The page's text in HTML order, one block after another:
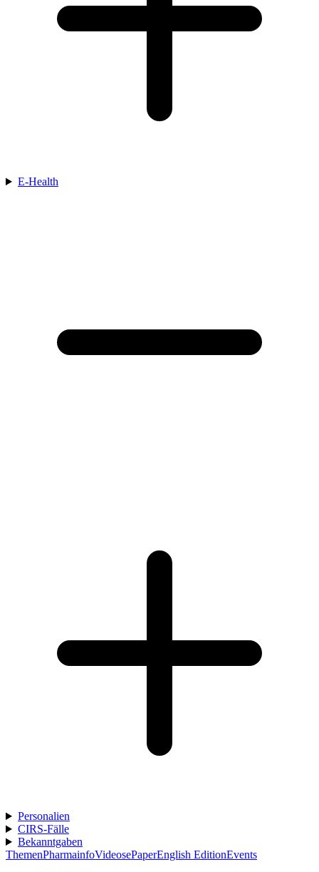
E-Health
Personalien
CIRS-Fälle
Bekanntgaben
ThemenPharmainfoVideosePaperEnglish EditionEvents